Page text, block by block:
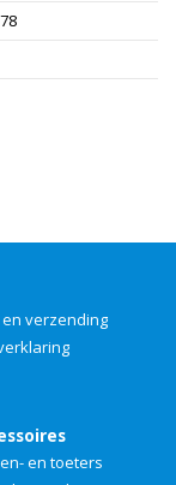
verzending
en toeters